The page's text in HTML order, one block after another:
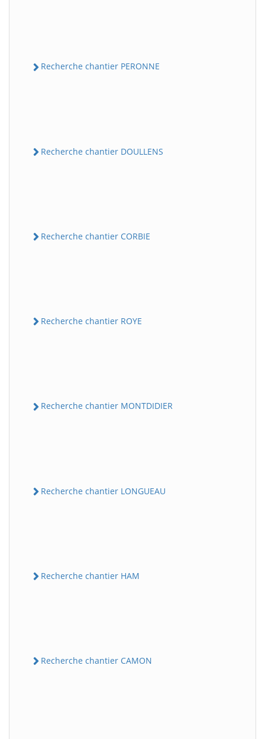
Recherche chantier PERONNE
Recherche chantier DOULLENS
Recherche chantier CORBIE
Recherche chantier ROYE
Recherche chantier MONTDIDIER
Recherche chantier LONGUEAU
Recherche chantier HAM
Recherche chantier CAMON